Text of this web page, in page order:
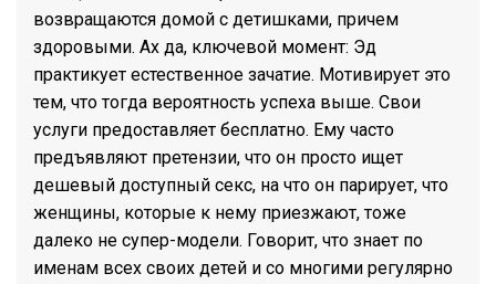
возвращаются домой с детишками, причем
здоровыми. Ах да, ключевой момент: Эд
практикует естественное зачатие. Мотивирует это
тем, что тогда вероятность успеха выше. Свои
услуги предоставляет бесплатно. Ему часто
предъявляют претензии, что он просто ищет
дешевый доступный секс, на что он парирует, что
женщины, которые к нему приезжают, тоже
далеко не супер-модели. Говорит, что знает по
именам всех своих детей и со многими регулярно